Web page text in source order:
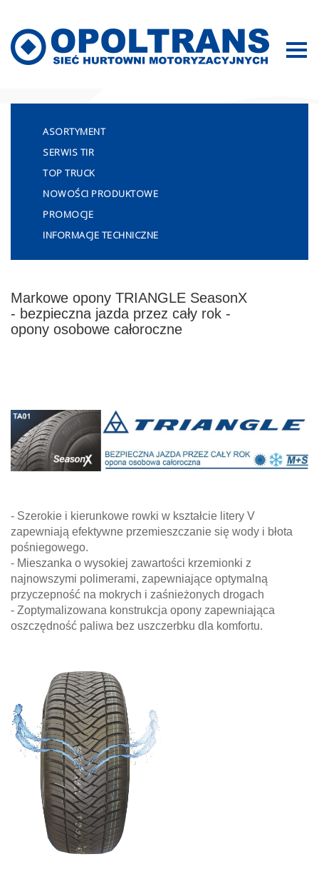
ASORTYMENT
SERWIS TIR
TOP TRUCK
NOWOŚCI PRODUKTOWE
PROMOCJE
INFORMACJE TECHNICZNE
Markowe opony TRIANGLE SeasonX
- bezpieczna jazda przez cały rok -
opony osobowe całoroczne
- Szerokie i kierunkowe rowki w kształcie litery V
zapewniają efektywne przemieszczanie się wody i błota
pośniegowego.
- Mieszanka o wysokiej zawartości krzemionki z
najnowszymi polimerami, zapewniające optymalną
przyczepność na mokrych i zaśnieżonych drogach
- Zoptymalizowana konstrukcja opony zapewniająca
oszczędność paliwa bez uszczerbku dla komfortu.